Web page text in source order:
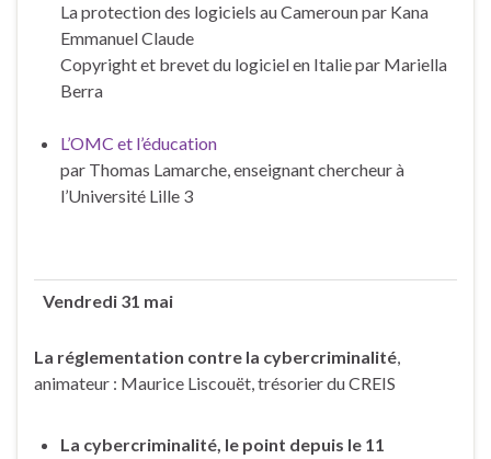
La protection des logiciels au Cameroun par Kana
Emmanuel Claude
Copyright et brevet du logiciel en Italie par Mariella
Berra
L’OMC et l’éducation
par Thomas Lamarche, enseignant chercheur à
l’Université Lille 3
Vendredi 31 mai
La réglementation contre la cybercriminalité,
animateur : Maurice Liscouët, trésorier du CREIS
La cybercriminalité, le point depuis le 11